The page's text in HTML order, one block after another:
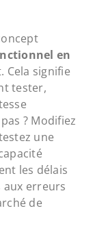
en
Cela signifie
tester,
? Modifiez
une
les délais
aux erreurs
de